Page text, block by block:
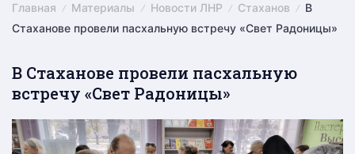
Главная Материалы Новости ЛНР Стаханов
В
Стаханове провели пасхальную встречу «Свет Радоницы»
В Стаханове провели пасхальную
встречу «Свет Радоницы»